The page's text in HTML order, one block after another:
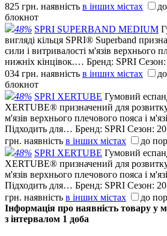
825 грн. наявність в інших містах
блокнот
48% SPRI SUPERBAND MEDIUM
вигляді кільця SPRI® Superband
сили і витривалості м'язів верхнього
нижніх кінцівок.… Бренд: SPRI Сезон:
034 грн. наявність в інших містах
блокнот
48% SPRI XERTUBE Гумовий
XERTUBE® призначений для розвитку
м'язів верхнього плечового пояса і
Підходить для… Бренд: SPRI Сезон:
грн. наявність в інших містах до
48% SPRI XERTUBE Гумовий
XERTUBE® призначений для розвитку
м'язів верхнього плечового пояса і
Підходить для… Бренд: SPRI Сезон:
грн. наявність в інших містах до
Інформація про наявність товару у
з інтервалом 1 доба